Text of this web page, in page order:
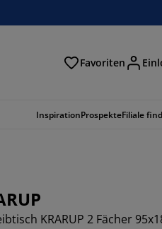
Favoriten
InspirationProspekteFiliale
KRARUP 2 Fächer